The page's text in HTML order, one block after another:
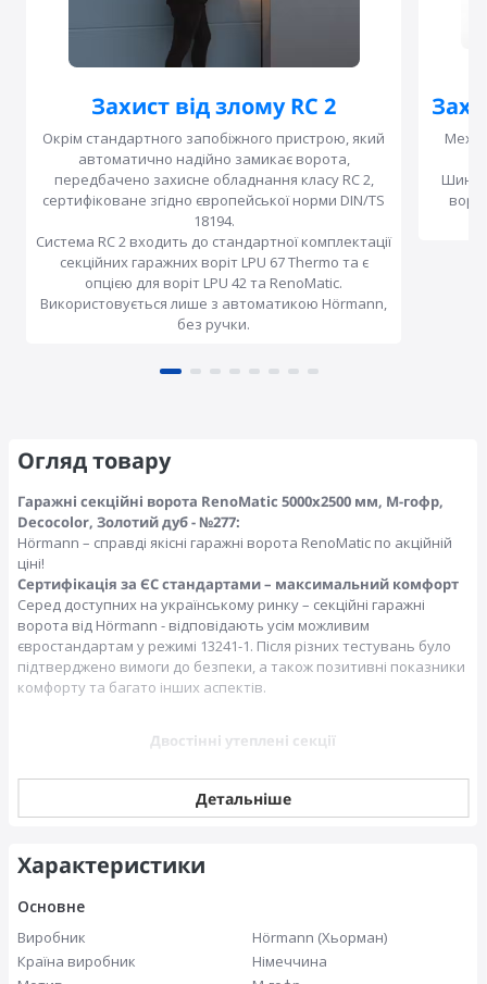
Захист від злому RC 2
Окрім стандартного запобіжного пристрою, який
автоматично надійно замикає ворота,
передбачено захисне обладнання класу RC 2,
сертифіковане згідно європейської норми DIN/TS
18194.
Система RC 2 входить до стандартної комплектації
секційних гаражних воріт LPU 67 Thermo та є
опцією для воріт LPU 42 та RenoMatic.
Використовується лише з автоматикою Hörmann,
без ручки.
Шини
Огляд товару
Гаражні секційні ворота RenoMatic 5000x2500 мм, М-гофр,
Decocolor, Золотий дуб - №277:
Hörmann – справді якісні гаражні ворота RenoMatic по акційній
ціні!
Сертифікація за ЄС стандартами – максимальний комфорт
Серед доступних на українському ринку – секційні гаражні
ворота від Hörmann - відповідають усім можливим
євростандартам у режимі 13241-1. Після різних тестувань було
підтверджено вимоги до безпеки, а також позитивні показники
комфорту та багато інших аспектів.
Двостінні утеплені секції
Детальніше
Характеристики
Основне
Виробник
Hörmann (Хьорман)
Країна виробник
Німеччина